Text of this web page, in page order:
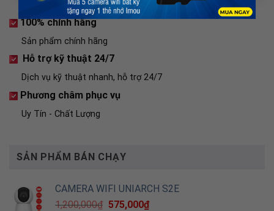
Được đổi trả với lý do không vừa ý
100% chính hãng
Sản phẩm chính hãng
Hỗ trợ kỹ thuật 24/7
Dịch vụ kỹ thuật nhanh, hỗ trợ 24/7
Phương châm phục vụ
Uy Tín - Chất Lượng
SẢN PHẨM BÁN CHẠY
CAMERA WIFI UNIARCH S2E
1,200,000₫ 575,000₫